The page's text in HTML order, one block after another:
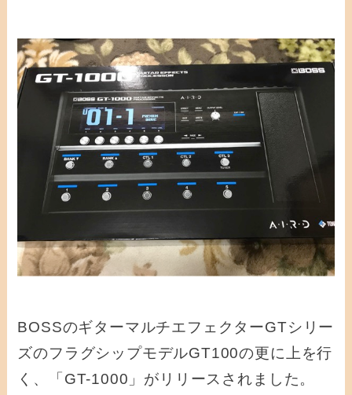
BOSSのギターマルチエフェクターGTシリー
ズのフラグシップモデルGT100の更に上を行
く、「GT-1000」がリリースされました。